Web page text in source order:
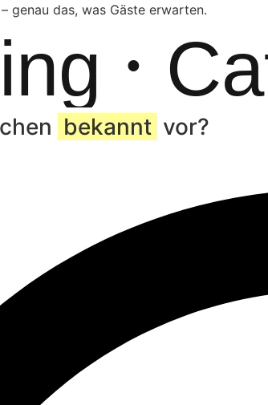
genau das, was Gäste erwarten.
• Café
bekannt vor?